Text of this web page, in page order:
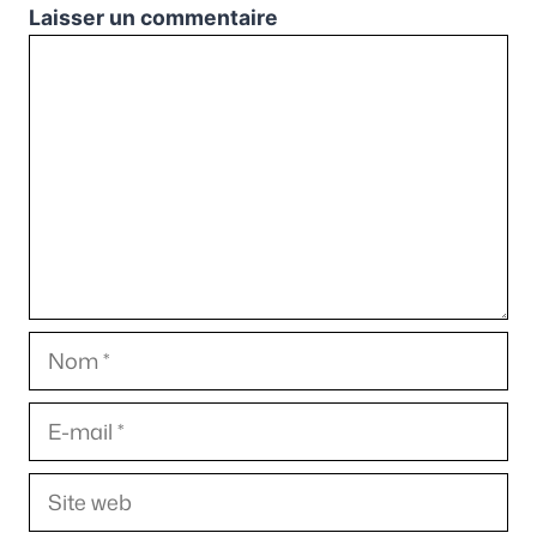
Laisser un commentaire
Nom
E-
mail
Site
web